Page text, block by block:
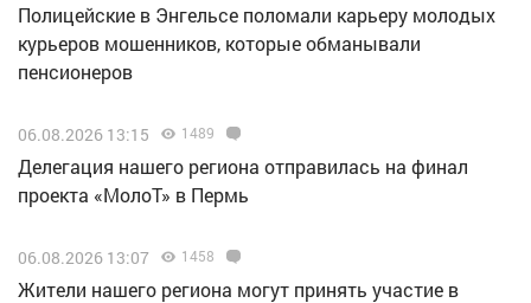
Полицейские в Энгельсе поломали карьеру молодых
курьеров мошенников, которые обманывали
пенсионеров
06.08.2026 13:15 1489
Делегация нашего региона отправилась на финал
проекта «МолоТ» в Пермь
06.08.2026 13:07 1458
Жители нашего региона могут принять участие в